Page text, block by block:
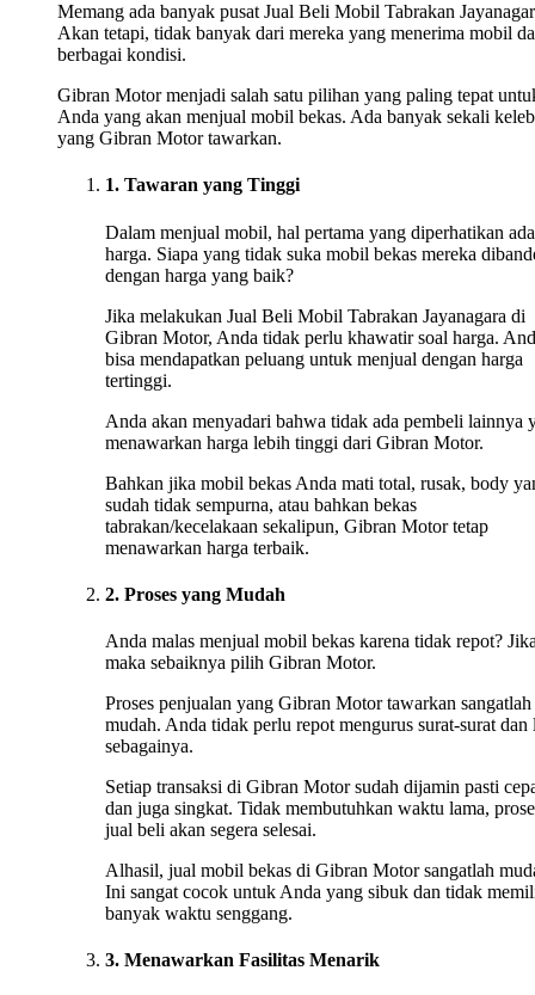
Memang ada banyak pusat Jual Beli Mobil Tabrakan
Akan tetapi, tidak banyak dari mereka yang menerima mobil
berbagai kondisi.
Gibran Motor menjadi salah satu pilihan yang paling tepat
Anda yang akan menjual mobil bekas. Ada banyak sekali
yang Gibran Motor tawarkan.
1. Tawaran yang Tinggi
Dalam menjual mobil, hal pertama yang diperhatikan
harga. Siapa yang tidak suka mobil bekas mereka
dengan harga yang baik?
Jika melakukan Jual Beli Mobil Tabrakan Jayanagara di
Gibran Motor, Anda tidak perlu khawatir soal harga.
bisa mendapatkan peluang untuk menjual dengan harga
tertinggi.
Anda akan menyadari bahwa tidak ada pembeli lainnya
menawarkan harga lebih tinggi dari Gibran Motor.
Bahkan jika mobil bekas Anda mati total, rusak, body
sudah tidak sempurna, atau bahkan bekas
tabrakan/kecelakaan sekalipun, Gibran Motor tetap
menawarkan harga terbaik.
2. Proses yang Mudah
Anda malas menjual mobil bekas karena tidak repot?
maka sebaiknya pilih Gibran Motor.
Proses penjualan yang Gibran Motor tawarkan sangatlah
mudah. Anda tidak perlu repot mengurus surat-surat dan
sebagainya.
Setiap transaksi di Gibran Motor sudah dijamin pasti
dan juga singkat. Tidak membutuhkan waktu lama,
jual beli akan segera selesai.
Alhasil, jual mobil bekas di Gibran Motor sangatlah
Ini sangat cocok untuk Anda yang sibuk dan tidak
banyak waktu senggang.
3. Menawarkan Fasilitas Menarik